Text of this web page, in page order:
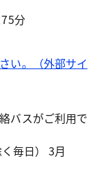
分
い。（外部サイ
バスがご利用で
毎日） 3月